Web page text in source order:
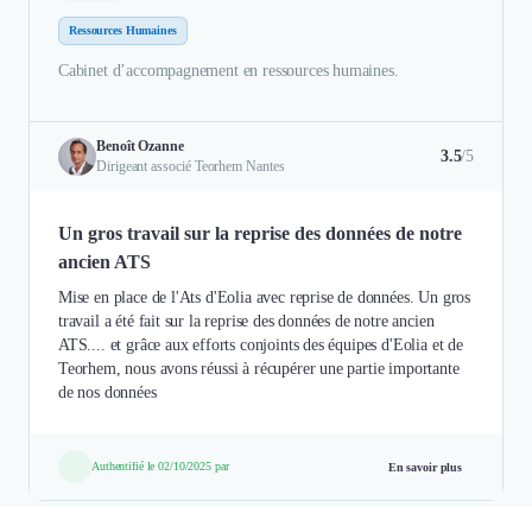
Ressources Humaines
Cabinet d’accompagnement en ressources humaines.
Benoît Ozanne
Dirigeant associé Teorhem Nantes
3.5/5
Un gros travail sur la reprise des données de notre
ancien ATS
Mise en place de l'Ats d'Eolia avec reprise de données. Un gros
travail a été fait sur la reprise des données de notre ancien
ATS.... et grâce aux efforts conjoints des équipes d'Eolia et de
Teorhem, nous avons réussi à récupérer une partie importante
de nos données
Authentifié le 02/10/2025 par En savoir plus